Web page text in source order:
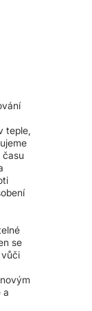
teple,
se
vůči
a